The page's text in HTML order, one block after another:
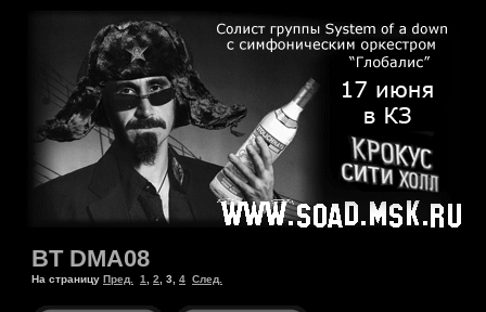
BT DMA08
На страницу Пред. 1 2 3 4 След.